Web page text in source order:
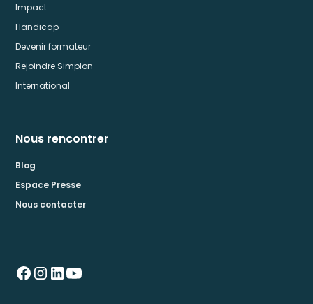
Impact
Handicap
Devenir formateur
Rejoindre Simplon
International
Nous rencontrer
Blog
Espace Presse
Nous contacter